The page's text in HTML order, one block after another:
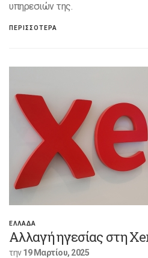
υπηρεσιών της.
ΠΕΡΙΣΣΟΤΕΡΑ
ΕΛΛΑΔΑ
Αλλαγή ηγεσίας στη
την19 Μαρτίου, 2025